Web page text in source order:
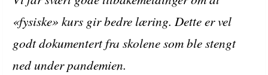
«fysiske» kurs gir bedre læring. Dette er vel
godt dokumentert fra skolene som ble stengt
ned under pandemien.